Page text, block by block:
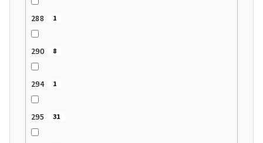
288 1
290 8
294 1
295 31